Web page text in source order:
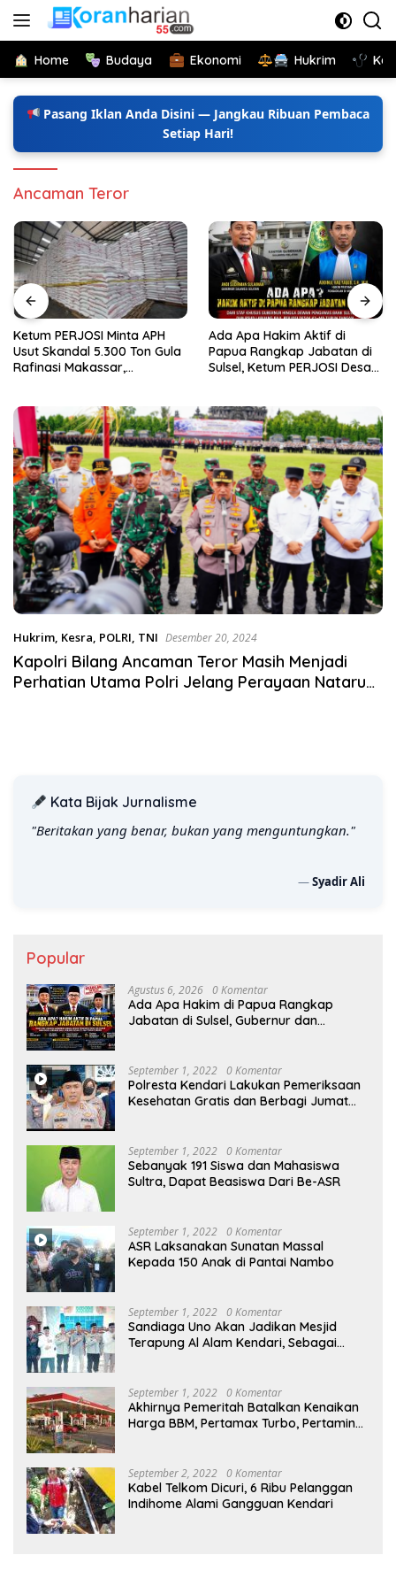
Langsung
Home Budaya Ekonomi Hukrim
Pasang Iklan Anda Disini — Jangkau Ribuan Pembaca
Setiap Hari!
Ancaman Teror
Ketum PERJOSI Minta APH
Usut Skandal 5.300 Ton Gula
Rafinasi Makassar,
Ada Apa Hakim Aktif di
Papua Rangkap Jabatan di
Sulsel, Ketum PERJOSI Desak
Hukrim, Kesra, POLRI, TNI Desember 20, 2024
Kapolri Bilang Ancaman Teror Masih Menjadi
Perhatian Utama Polri Jelang Perayaan Nataru
Kata Bijak Jurnalisme
"Beritakan yang benar, bukan yang menguntungkan."
—Syadir Ali
Popular
Agustus 6, 2026 0 Komentar
Ada Apa Hakim di Papua Rangkap
Jabatan di Sulsel, Gubernur dan
September 1, 2022 0 Komentar
Polresta Kendari Lakukan Pemeriksaan
Kesehatan Gratis dan Berbagi Jumat
September 1, 2022 0 Komentar
Sebanyak 191 Siswa dan Mahasiswa
Sultra, Dapat Beasiswa Dari Be-ASR
September 1, 2022 0 Komentar
ASR Laksanakan Sunatan Massal
Kepada 150 Anak di Pantai Nambo
September 1, 2022 0 Komentar
Sandiaga Uno Akan Jadikan Mesjid
Terapung Al Alam Kendari, Sebagai
September 1, 2022 0 Komentar
Akhirnya Pemeritah Batalkan Kenaikan
Harga BBM, Pertamax Turbo, Pertamina
September 2, 2022 0 Komentar
Kabel Telkom Dicuri, 6 Ribu Pelanggan
Indihome Alami Gangguan Kendari